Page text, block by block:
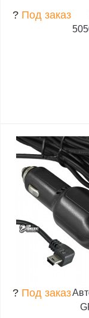
? Под заказ
? Под заказ